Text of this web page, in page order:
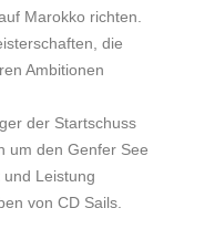
Marokko richten.
die
Ambitionen
der Startschuss
um den Genfer See
Leistung
von CD Sails.